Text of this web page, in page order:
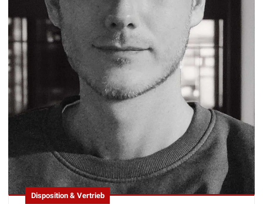
Disposition & Vertrieb